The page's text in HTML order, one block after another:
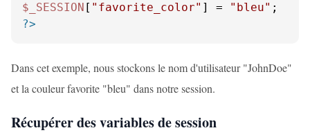
$_SESSION [ "favorite_color" ] = "bleu"
?>
Dans cet exemple, nous stockons le nom d'utilisateur "JohnDoe"
et la couleur favorite "bleu" dans notre session.
Récupérer des variables de session